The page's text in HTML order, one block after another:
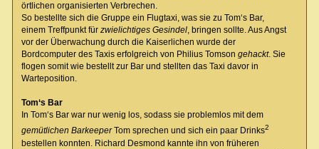
örtlichen organisierten Verbrechen.
So bestellte sich die Gruppe ein Flugtaxi, was sie zu Tom‘s Bar,
einem Treffpunkt für zwielichtiges Gesindel, bringen sollte. Aus Angst
vor der Überwachung durch die Kaiserlichen wurde der
Bordcomputer des Taxis erfolgreich von Philius Tomson gehackt. Sie
flogen somit wie bestellt zur Bar und stellten das Taxi davor in
Warteposition.
Tom‘s Bar
In Tom‘s Bar war nur wenig los, sodass sie problemlos mit dem
gemütlichen BarkeeperTom sprechen und sich ein paar Drinks2
bestellen konnten. Richard Desmond kannte ihn von früheren